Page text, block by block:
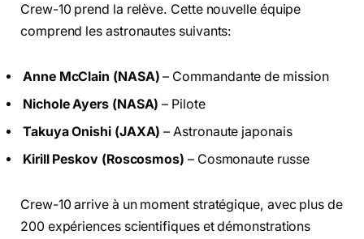
Crew-10 prend la relève. Cette nouvelle équipe
comprend les astronautes suivants:
Anne McClain (NASA) – Commandante de mission
Nichole Ayers (NASA) – Pilote
Takuya Onishi (JAXA) – Astronaute japonais
Kirill Peskov (Roscosmos) – Cosmonaute russe
Crew-10 arrive à un moment stratégique, avec plus de
200 expériences scientifiques et démonstrations